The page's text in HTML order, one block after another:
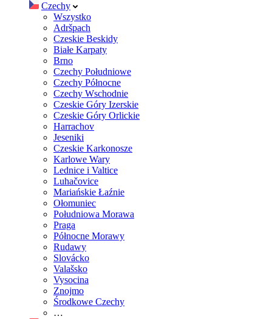
Czechy
Wszystko
Adršpach
Czeskie Beskidy
Białe Karpaty
Brno
Czechy Południowe
Czechy Północne
Czechy Wschodnie
Czeskie Góry Izerskie
Czeskie Góry Orlickie
Harrachov
Jeseniki
Czeskie Karkonosze
Karlowe Wary
Lednice i Valtice
Luhačovice
Mariańskie Łaźnie
Ołomuniec
Południowa Morawa
Praga
Północne Morawy
Rudawy
Slovácko
Valašsko
Vysocina
Znojmo
Środkowe Czechy
…